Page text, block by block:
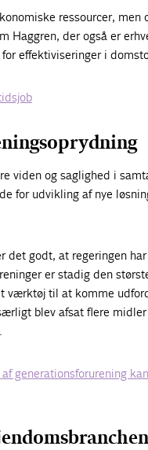
ressourcer, men
Haggren, der også er
effektiviseringer i
viden og saglighed i
for udvikling af nye
godt, at regeringen
er stadig den
værktøj til at komme
blev afsat flere
generationsforurening